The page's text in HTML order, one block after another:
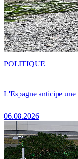
L'Espagne anticipe une
06.08.2026
POLITIQUE